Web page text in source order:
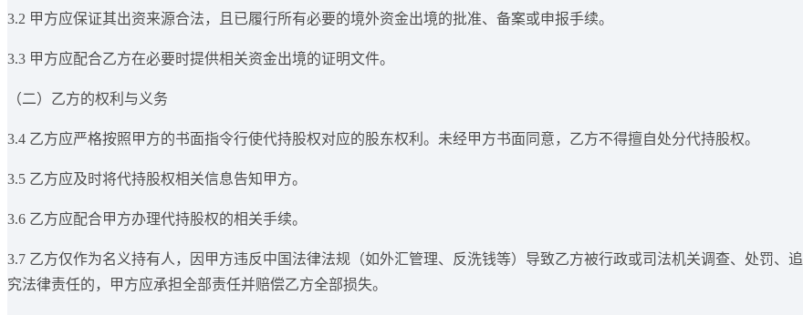
3.2 甲方应保证其出资来源合法，且已履行所有必要的境外资金出境的批准、备案或申报手续。
3.3 甲方应配合乙方在必要时提供相关资金出境的证明文件。
（二）乙方的权利与义务
3.4 乙方应严格按照甲方的书面指令行使代持股权对应的股东权利。未经甲方书面同意，乙方不得擅自处分代持股权。
3.5 乙方应及时将代持股权相关信息告知甲方。
3.6 乙方应配合甲方办理代持股权的相关手续。
3.7 乙方仅作为名义持有人，因甲方违反中国法律法规（如外汇管理、反洗钱等）导致乙方被行政或司法机关调查、处罚、追
究法律责任的，甲方应承担全部责任并赔偿乙方全部损失。